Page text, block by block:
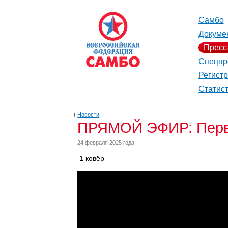
Самбо
↑ Новости
ПРЯМОЙ ЭФИР:
24 февраля 2025 года
1 ковёр